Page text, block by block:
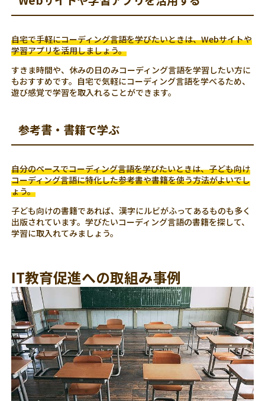
自宅で手軽にコーディング言語を学びたいときは、Webサイトや
学習アプリを活用しましょう。
すきま時間や、休みの日のみコーディング言語を学習したい方に
もおすすめです。自宅で気軽にコーディング言語を学べるため、
遊び感覚で学習を取入れることができます。
参考書・書籍で学ぶ
自分のペースでコーディング言語を学びたいときは、子ども向け
コーディング言語に特化した参考書や書籍を使う方法がよいでし
ょう。
子ども向けの書籍であれば、漢字にルビがふってあるものも多く
出版されています。学びたいコーディング言語の書籍を探して、
学習に取入れてみましょう。
IT教育促進への取組み事例